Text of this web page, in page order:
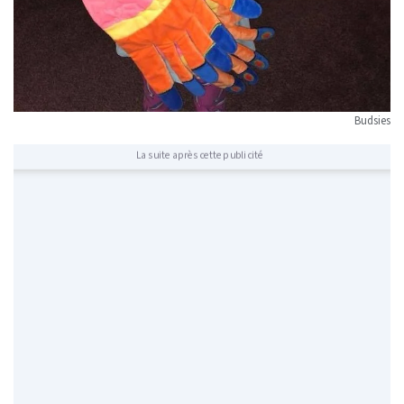
Budsies
La suite après cette publicité